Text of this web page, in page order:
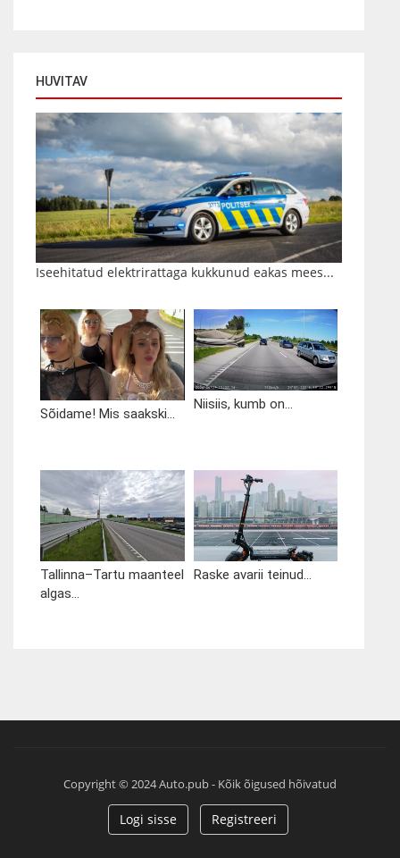
HUVITAV
Iseehitatud elektrirattaga kukkunud eakas mees...
Sõidame! Mis saakski...
Niisiis, kumb on...
Tallinna–Tartu maanteel
algas...
Raske avarii teinud...
Copyright © 2024 Auto.pub - Kõik õigused hõivatud
Logi sisse Registreeri